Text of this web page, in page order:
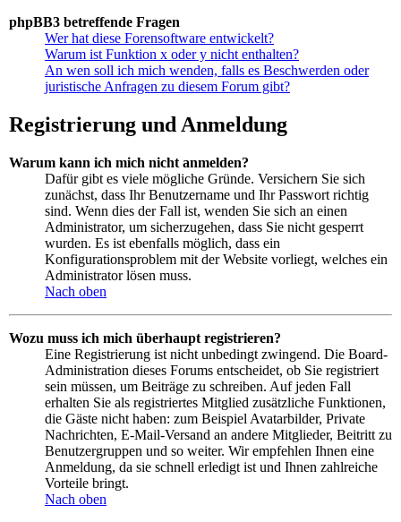
phpBB3 betreffende Fragen
Wer hat diese Forensoftware entwickelt?
Warum ist Funktion x oder y nicht enthalten?
An wen soll ich mich wenden, falls es Beschwerden oder
juristische Anfragen zu diesem Forum gibt?
Registrierung und Anmeldung
Warum kann ich mich nicht anmelden?
Dafür gibt es viele mögliche Gründe. Versichern Sie sich
zunächst, dass Ihr Benutzername und Ihr Passwort richtig
sind. Wenn dies der Fall ist, wenden Sie sich an einen
Administrator, um sicherzugehen, dass Sie nicht gesperrt
wurden. Es ist ebenfalls möglich, dass ein
Konfigurationsproblem mit der Website vorliegt, welches ein
Administrator lösen muss.
Nach oben
Wozu muss ich mich überhaupt registrieren?
Eine Registrierung ist nicht unbedingt zwingend. Die Board-
Administration dieses Forums entscheidet, ob Sie registriert
sein müssen, um Beiträge zu schreiben. Auf jeden Fall
erhalten Sie als registriertes Mitglied zusätzliche Funktionen,
die Gäste nicht haben: zum Beispiel Avatarbilder, Private
Nachrichten, E-Mail-Versand an andere Mitglieder, Beitritt zu
Benutzergruppen und so weiter. Wir empfehlen Ihnen eine
Anmeldung, da sie schnell erledigt ist und Ihnen zahlreiche
Vorteile bringt.
Nach oben